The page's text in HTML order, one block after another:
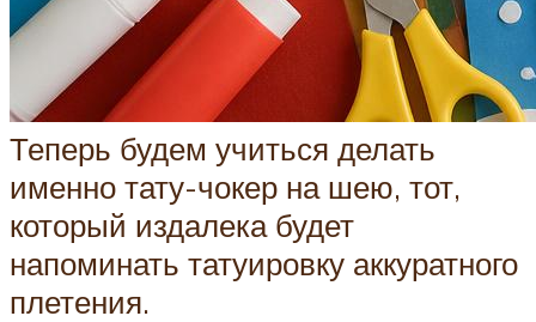
Теперь будем учиться делать
именно тату-чокер на шею, тот,
который издалека будет
напоминать татуировку аккуратного
плетения.